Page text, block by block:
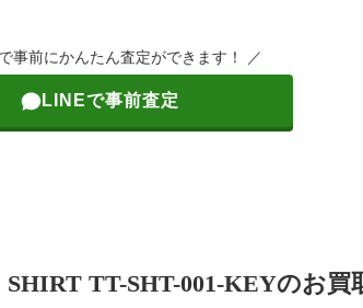
事前にかんたん査定ができます！ ／
LINEで事前査定
TT-SHT-001-KEYのお買